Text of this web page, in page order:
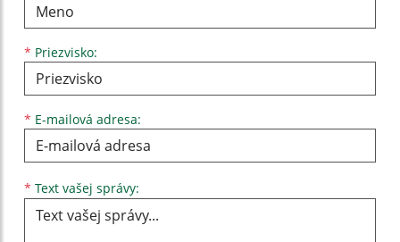
* Priezvisko:
* E-mailová adresa:
* Text vašej správy: